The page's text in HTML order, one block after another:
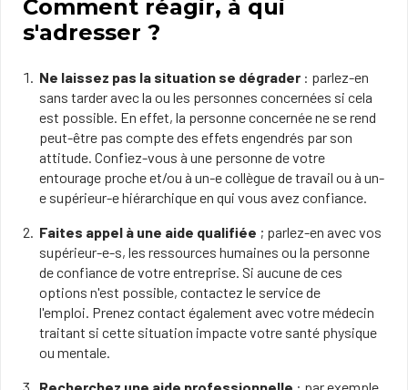
Comment réagir, à qui
s'adresser ?
Ne laissez pas la situation se dégrader : parlez-en
sans tarder avec la ou les personnes concernées si cela
est possible. En effet, la personne concernée ne se rend
peut-être pas compte des effets engendrés par son
attitude. Confiez-vous à une personne de votre
entourage proche et/ou à un-e collègue de travail ou à un-
e supérieur-e hiérarchique en qui vous avez confiance.
Faites appel à une aide qualifiée ; parlez-en avec vos
supérieur-e-s, les ressources humaines ou la personne
de confiance de votre entreprise. Si aucune de ces
options n'est possible, contactez le service de
l'emploi. Prenez contact également avec votre médecin
traitant si cette situation impacte votre santé physique
ou mentale.